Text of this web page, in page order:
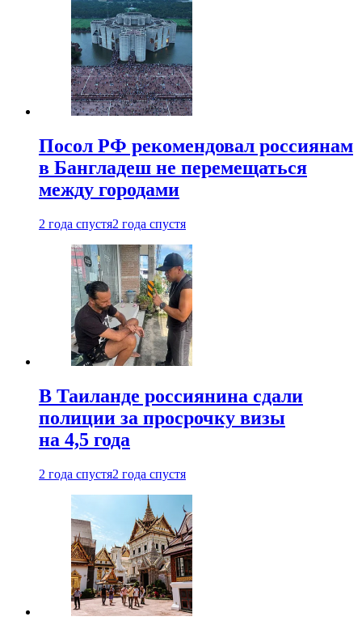
Посол РФ рекомендовал россиянам
в Бангладеш не перемещаться
между городами
2 года спустя2 года спустя
В Таиланде россиянина сдали
полиции за просрочку визы
на 4,5 года
2 года спустя2 года спустя